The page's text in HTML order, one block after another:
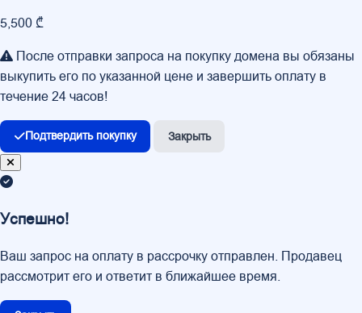
5,500 ₾
После отправки запроса на покупку домена вы обязаны
выкупить его по указанной цене и завершить оплату в
течение 24 часов!
Подтвердить покупку Закрыть
Успешно!
Ваш запрос на оплату в рассрочку отправлен. Продавец
рассмотрит его и ответит в ближайшее время.